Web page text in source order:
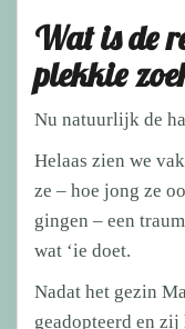
Wat is de
plekkie
Nu natuurlijk de
Helaas zien we
ze – hoe jong ze
gingen – een
wat ‘ie doet.
Nadat het gezin
geadopteerd en